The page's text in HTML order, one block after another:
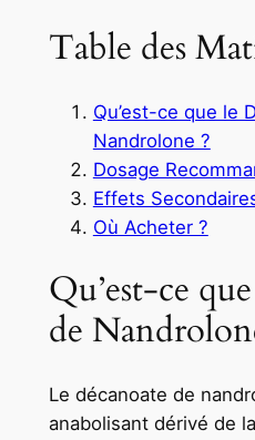
Table des
Qu’est-ce que le
Nandrolone ?
Dosage
Effets
Où Acheter ?
Qu’est-ce
de
Le décanoate de
anabolisant dérivé de